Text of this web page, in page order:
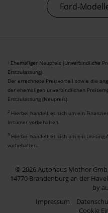
Ford-
1 Ehemaliger Neupreis (Unverbindliche
Erstzulassung).
Der errechnete Preisvorteil sowie die
der ehemaligen unverbindlichen
Erstzulassung (Neupreis).
2 Hierbei handelt es sich um ein
Irrtümer vorbehalten.
3 Hierbei handelt es sich um ein
vorbehalten.
© 2026 Autohaus Mothor
14770 Brandenburg an der
by
Impressum
Cookie